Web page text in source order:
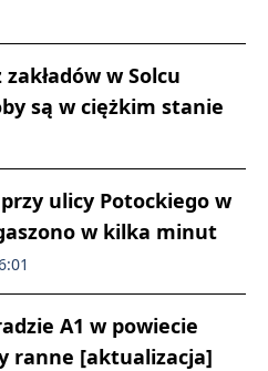
w Solcu
są w ciężkim stanie
ulicy Potockiego w
w kilka minut
A1 w powiecie
ranne [aktualizacja]